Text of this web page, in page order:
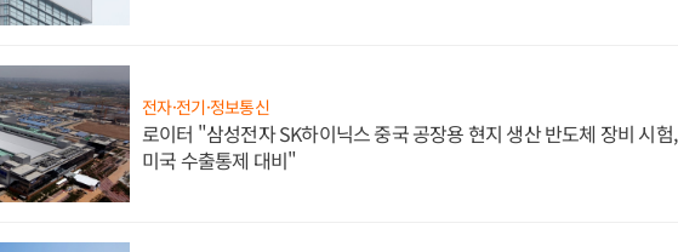
전자·전기·정보통신
로이터 "삼성전자 SK하이닉스 중국 공장용 현지 생산 반도체 장비 시험,
미국 수출통제 대비"